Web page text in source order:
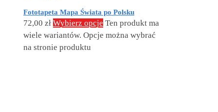
Fototapeta Mapa Świata po Polsku
72,00 zł Wybierz opcje Ten produkt ma
wiele wariantów. Opcje można wybrać
na stronie produktu